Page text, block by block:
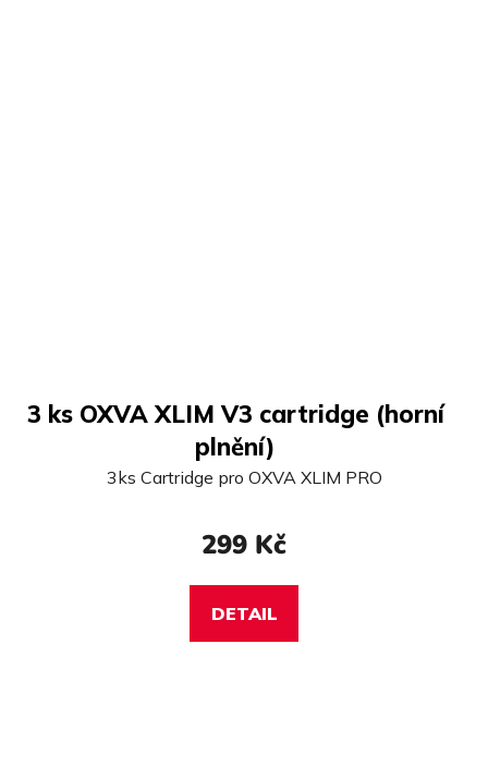
3 ks OXVA XLIM V3 cartridge (horní
plnění)
3ks Cartridge pro OXVA XLIM PRO
299 Kč
DETAIL